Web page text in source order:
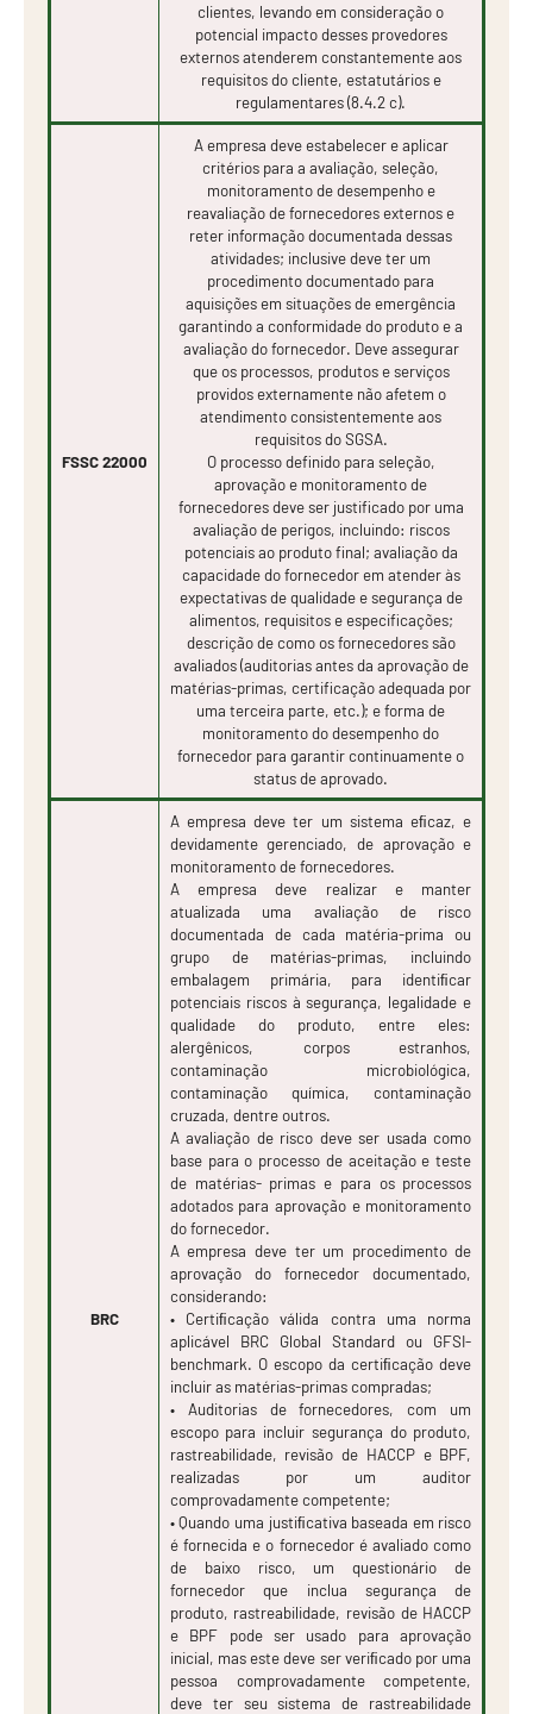
clientes, levando em consideração o
potencial impacto desses provedores
externos atenderem constantemente aos
requisitos do cliente, estatutários e
regulamentares (8.4.2 c).
FSSC 22000
A empresa deve estabelecer e aplicar
critérios para a avaliação, seleção,
monitoramento de desempenho e
reavaliação de fornecedores externos e
reter informação documentada dessas
atividades; inclusive deve ter um
procedimento documentado para
aquisições em situações de emergência
garantindo a conformidade do produto e a
avaliação do fornecedor. Deve assegurar
que os processos, produtos e serviços
providos externamente não afetem o
atendimento consistentemente aos
requisitos do SGSA.
O processo definido para seleção,
aprovação e monitoramento de
fornecedores deve ser justificado por uma
avaliação de perigos, incluindo: riscos
potenciais ao produto final; avaliação da
capacidade do fornecedor em atender às
expectativas de qualidade e segurança de
alimentos, requisitos e especificações;
descrição de como os fornecedores são
avaliados (auditorias antes da aprovação de
matérias-primas, certificação adequada por
uma terceira parte, etc.); e forma de
monitoramento do desempenho do
fornecedor para garantir continuamente o
status de aprovado.
BRC
A empresa deve ter um sistema eﬁcaz, e
devidamente gerenciado, de aprovação e
monitoramento de fornecedores.
A empresa deve realizar e manter
atualizada uma avaliação de risco
documentada de cada matéria-prima ou
grupo de matérias-primas, incluindo
embalagem primária, para identiﬁcar
potenciais riscos à segurança, legalidade e
qualidade do produto, entre eles:
alergênicos, corpos estranhos,
contaminação microbiológica,
contaminação química, contaminação
cruzada, dentre outros.
A avaliação de risco deve ser usada como
base para o processo de aceitação e teste
de matérias- primas e para os processos
adotados para aprovação e monitoramento
do fornecedor.
A empresa deve ter um procedimento de
aprovação do fornecedor documentado,
considerando:
• Certiﬁcação válida contra uma norma
aplicável BRC Global Standard ou GFSI-
benchmark. O escopo da certiﬁcação deve
incluir as matérias-primas compradas;
• Auditorias de fornecedores, com um
escopo para incluir segurança do produto,
rastreabilidade, revisão de HACCP e BPF,
realizadas por um auditor
comprovadamente competente;
• Quando uma justiﬁcativa baseada em risco
é fornecida e o fornecedor é avaliado como
de baixo risco, um questionário de
fornecedor que inclua segurança de
produto, rastreabilidade, revisão de HACCP
e BPF pode ser usado para aprovação
inicial, mas este deve ser veriﬁcado por uma
pessoa comprovadamente competente,
deve ter seu sistema de rastreabilidade